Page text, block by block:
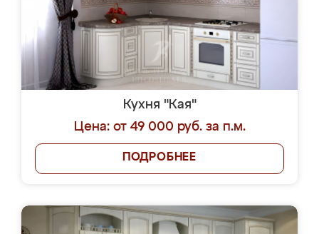
Кухня "Кая"
Цена: от 49 000 руб. за п.м.
ПОДРОБНЕЕ